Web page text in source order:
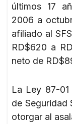
últimos 17
2006 a
afiliado al
RD$620 a
neto de
La Ley 87-01
de Seguridad
otorgar al